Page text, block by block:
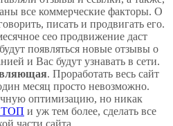
все коммерческие факторы. О
писать и продвигать его.
сео продвижение даст
появляться новые отзывы о
и Вас будут узнавать в сети.
. Проработать весь сайт
месяц просто невозможно.
оптимизацию, но никак
ТОП и уж тем более, сделать все